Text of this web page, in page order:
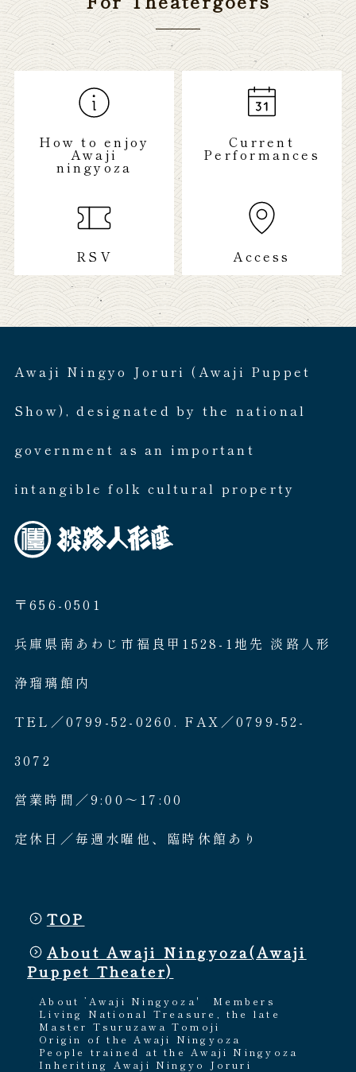
How to enjoy
Awaji
ningyoza
Current
Performances
RSV Access
Awaji Ningyo Joruri (Awaji Puppet
Show), designated by the national
government as an important
intangible folk cultural property
〒656-0501
兵庫県南あわじ市福良甲1528-1地先 淡路人形
浄瑠璃館内
TEL／0799-52-0260. FAX／0799-52-
3072
営業時間／9:00〜17:00
定休日／毎週水曜他、臨時休館あり
TOP
About Awaji Ningyoza(Awaji
Puppet Theater)
About ’Awaji Ningyoza'
Members
Living National Treasure, the late
Master Tsuruzawa Tomoji
Origin of the Awaji Ningyoza
People trained at the Awaji Ningyoza
Inheriting Awaji Ningyo Joruri